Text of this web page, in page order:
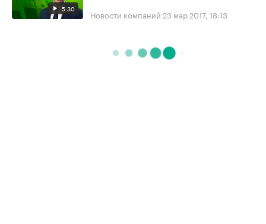
5:30 Новости компаний 23 мар 2017, 18:13